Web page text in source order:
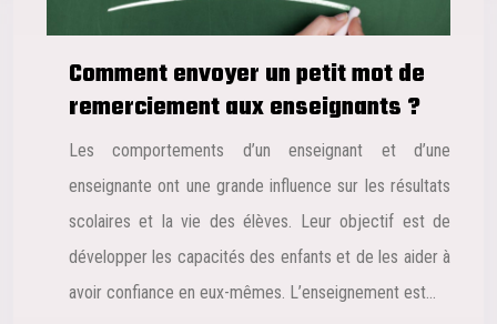
Comment envoyer un petit mot de
remerciement aux enseignants ?
Les comportements d’un enseignant et d’une
enseignante ont une grande influence sur les résultats
scolaires et la vie des élèves. Leur objectif est de
développer les capacités des enfants et de les aider à
avoir confiance en eux-mêmes. L’enseignement est…